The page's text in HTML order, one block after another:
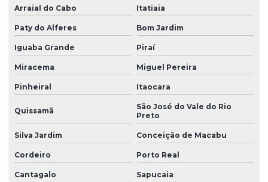
Perfil de borracha em curitiba
Perfil de borracha epdm
Perfil de borracha silicone
Perfil de borracha para vedação
Perfil de silicone para vedação
Perfis de silicone
Produtos de borracha sob medida
Soluções em borracha industrial
Vedação borracha nitrílica
Arraial do Cabo Itatiaia
Paty do Alferes Bom Jardim
Iguaba Grande Piraí
Miracema Miguel Pereira
Pinheiral Itaocara
Quissamã
São José do Vale do Rio
Preto
Silva Jardim Conceição de Macabu
Cordeiro Porto Real
Cantagalo Sapucaia